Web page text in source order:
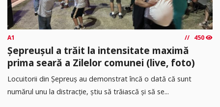
A1 450
Șepreușul a trăit la intensitate maximă
prima seară a Zilelor comunei (live, foto)
Locuitorii din Șepreuș au demonstrat încă o dată că sunt
numărul unu la distracție, știu să trăiască și să se...